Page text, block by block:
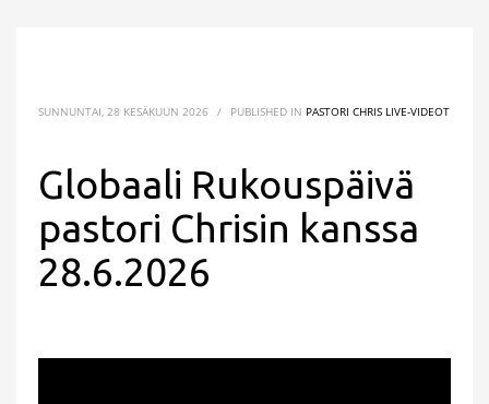
SUNNUNTAI, 28 KESÄKUUN 2026 / PUBLISHED IN PASTORI CHRIS LIVE-VIDEOT
Globaali Rukouspäivä
pastori Chrisin kanssa
28.6.2026